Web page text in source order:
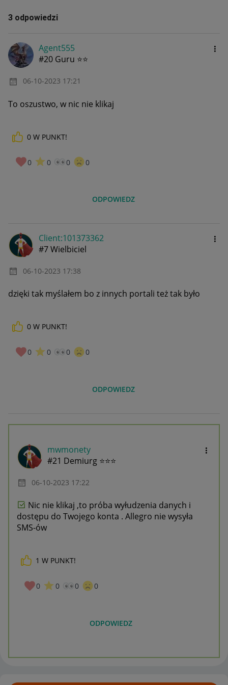
3 odpowiedzi
Agent555
#20 Guru ⭐⭐
‎06-10-2023 17:21
To oszustwo, w nic nie klikaj
0 W PUNKT!
0 0 0 0
ODPOWIEDZ
Client:101373362
#7 Wielbiciel
‎06-10-2023 17:38
dzięki tak myślałem bo z innych portali też tak było
0 W PUNKT!
0 0 0 0
ODPOWIEDZ
mwmonety
#21 Demiurg ⭐⭐⭐
‎06-10-2023 17:22
Nic nie klikaj ,to próba wyłudzenia danych i
dostępu do Twojego konta . Allegro nie wysyła
SMS-ów
1 W PUNKT!
0 0 0 0
ODPOWIEDZ